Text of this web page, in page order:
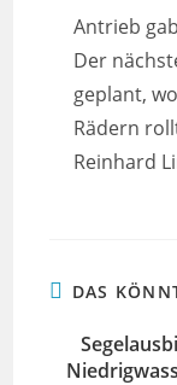
Antrieb
Der
geplant,
Rädern
Reinhard
DAS